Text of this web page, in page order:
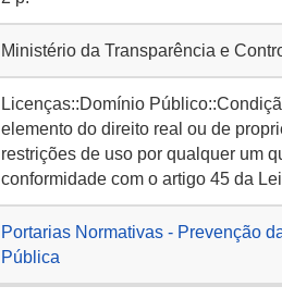
Ministério da Transparência e
Licenças::Domínio
elemento do direito real ou de
restrições de uso por qualquer um
conformidade com o artigo 45 da
Portarias Normativas - Prevenção
Pública